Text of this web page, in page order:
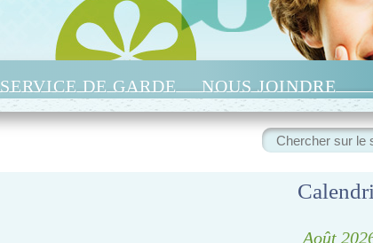
SERVICE DE GARDE NOUS JOINDRE
Rechercher
:
Août